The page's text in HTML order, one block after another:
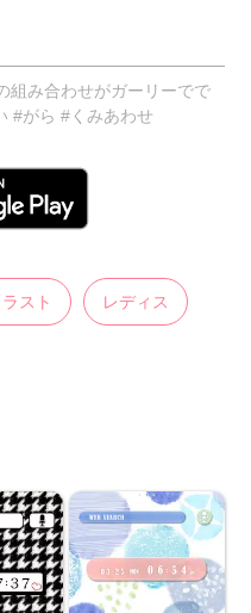
組み合わせがガーリーでで
#がら #くみあわせ
スト レディス